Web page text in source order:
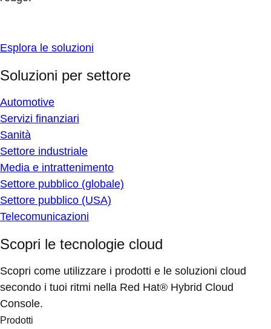
Esplora le soluzioni
Soluzioni per settore
Automotive
Servizi finanziari
Sanità
Settore industriale
Media e intrattenimento
Settore pubblico (globale)
Settore pubblico (USA)
Telecomunicazioni
Scopri le tecnologie cloud
Scopri come utilizzare i prodotti e le soluzioni cloud
secondo i tuoi ritmi nella Red Hat® Hybrid Cloud
Console.
Prodotti